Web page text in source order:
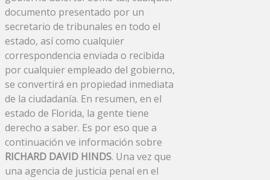
documento presentado por un
secretario de tribunales en todo el
estado, así como cualquier
correspondencia enviada o recibida
por cualquier empleado del gobierno,
se convertirá en propiedad inmediata
de la ciudadanía. En resumen, en el
estado de Florida, la gente tiene
derecho a saber. Es por eso que a
continuación ve información sobre
RICHARD DAVID HINDS. Una vez que
una agencia de justicia penal en el